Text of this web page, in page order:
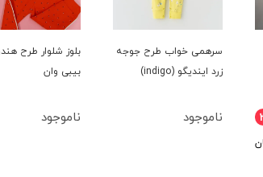
سرهمی خواب طرح جوجه
زرد ایندیگو (indigo)
ناموجود
بلوز شلوار طرح
بیبی وان
ناموجود